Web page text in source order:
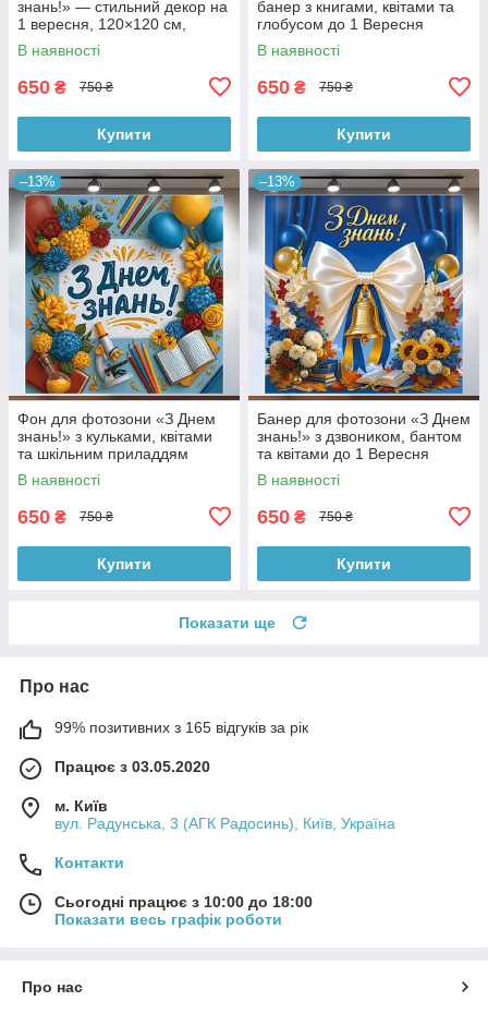
знань!» — стильний декор на
1 вересня, 120×120 см,
№41014
В наявності
650 ₴ 750 ₴
Купити
банер з книгами, квітами та
глобусом до 1 Вересня
120x120см, №41121
В наявності
650 ₴ 750 ₴
Купити
–13%
Фон для фотозони «З Днем
знань!» з кульками, квітами
та шкільним приладдям
120x120см, №41114
В наявності
650 ₴ 750 ₴
Купити
–13%
Банер для фотозони «З Днем
знань!» з дзвоником, бантом
та квітами до 1 Вересня
120x120см, №41118
В наявності
650 ₴ 750 ₴
Купити
Показати ще
Про нас
99% позитивних з 165 відгуків за рік
Працює з 03.05.2020
м. Київ
вул. Радунська, 3 (АГК Радосинь), Київ, Україна
Контакти
Сьогодні працює з 10:00 до 18:00
Показати весь графік роботи
Про нас